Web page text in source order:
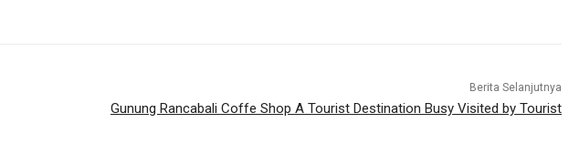
Berita Selanjutnya
Gunung Rancabali Coffe Shop A Tourist Destination Busy Visited by Tourist